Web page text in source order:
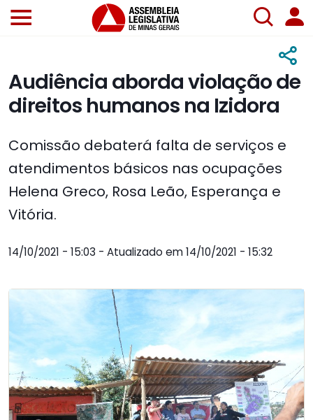
Audiência aborda violação de
direitos humanos na Izidora
Comissão debaterá falta de serviços e
atendimentos básicos nas ocupações
Helena Greco, Rosa Leão, Esperança e
Vitória.
14/10/2021 - 15:03 - Atualizado em 14/10/2021 - 15:32